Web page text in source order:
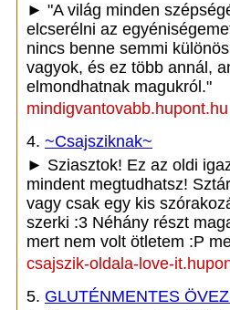
► "A világ minden
elcserélni az
nincs benne semmi
vagyok, és ez több annál,
elmondhatnak magukról."
mindigvantovabb.hupont.hu
4. ~Csajsziknak~
► Sziasztok! Ez az oldi
mindent megtudhatsz!
vagy csak egy kis
szerki :3 Néhány részt
mert nem volt ötletem :P
csajszik-oldala-love-
5. GLUTÉNMENTES